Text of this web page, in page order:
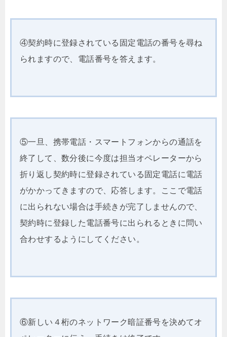
④契約時に登録されている固定電話の番号を尋ね
られますので、電話番号を答えます。
⑤一旦、携帯電話・スマートフォンからの通話を
終了して、数分後に今度は担当オペレーターから
折り返し契約時に登録されている固定電話に電話
がかかってきますので、応答します。ここで電話
に出られない場合は手続きが完了しませんので、
契約時に登録した電話番号に出られるときに問い
合わせするようにしてください。
⑥新しい４桁のネットワーク暗証番号を決めてオ